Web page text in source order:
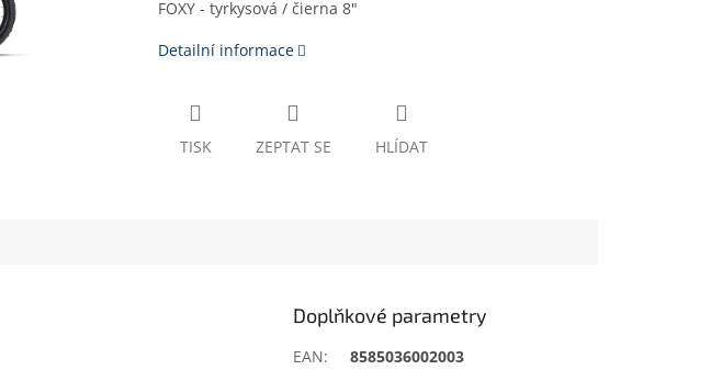
FOXY - tyrkysová / čierna 8"
Detailní informace
TISK ZEPTAT SE HLÍDAT
Doplňkové parametry
EAN: 8585036002003